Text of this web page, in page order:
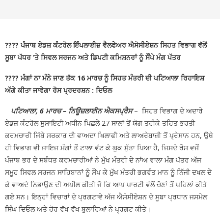
???? ਪੰਜਾਬ ਏਡਜ਼ ਕੰਟਰੋਲ ਇੰਪਲਾਈਜ਼ ਵੈਲਫੇਅਰ ਐਸੋਸੀਏਸ਼ਨ ਸਿਹਤ ਵਿਭਾਗ ਵੱਲੋਂ
ਸੂਬਾ ਪੱਧਰ ‘ਤੇ ਸਿਵਲ ਸਰਜਨ ਅਤੇ ਡਿਪਟੀ ਕਮਿਸ਼ਨਰਾਂ ਨੂੰ ਸੌੰਪੇ ਮੰਗ ਪੱਤਰ
???? ਮੰਗਾਂ ਨਾ ਮੰਨੇ ਜਾਣ ਤੱਕ 16 ਮਾਰਚ ਨੂੰ ਸਿਹਤ ਮੰਤਰੀ ਦੀ ਪਟਿਆਲਾ ਰਿਹਾਇਸ਼
ਅੱਗੇ ਕੀਤਾ ਜਾਵੇਗਾ ਰੋਸ ਪ੍ਰਦਰਸ਼ਨ : ਦਿਓਲ
ਪਟਿਆਲਾ, 6 ਮਾਰਚ – ਨਿਊਜ਼ਲਾਈਨ ਐਕਸਪ੍ਰੈਸ– ਸਿਹਤ ਵਿਭਾਗ ਦੇ ਅਦਾਰੇ
ਏਡਜ਼ ਕੰਟਰੋਲ ਸੁਸਾਇਟੀ ਅਧੀਨ ਪਿਛਲੇ 27 ਸਾਲਾਂ ਤੋਂ ਯੋਗ ਤਰੀਕੇ ਤਹਿਤ ਭਰਤੀ
ਕਰਮਚਾਰੀ ਜਿੱਥੇ ਸਰਕਾਰ ਦੀ ਵਾਅਦਾ ਖਿਲਾਫੀ ਅਤੇ ਲਾਅਰੇਬਾਜ਼ੀ ਤੋਂ ਪ੍ਰੇਸਾਨ ਹਨ, ਉਥੇ
ਹੀ ਵਿਭਾਗ ਵੀ ਜਾਇਜ ਮੰਗਾਂ ਤੋਂ ਟਾਲਾ ਵੱਟ ਕੇ ਘੂਕ ਸੁੱਤਾ ਪਿਆ ਹੈ, ਜਿਸਦੇ ਰੋਸ ਵਜੋਂ
ਪੰਜਾਬ ਭਰ ਦੇ ਸਬੰਧਤ ਕਰਮਚਾਰੀਆਂ ਨੇ ਮੁੱਖ ਮੰਤਰੀ ਦੇ ਨਾਂਅ ਵਾਲਾ ਮੰਗ ਪੱਤਰ ਅੱਜ
ਸਮੂਹ ਸਿਵਲ ਸਰਜਨ ਸਾਹਿਬਾਨਾਂ ਨੂੰ ਸੌਂਪ ਕੇ ਮੁੱਖ ਮੰਤਰੀ ਭਗਵੰਤ ਮਾਨ ਨੂੰ ਨਿੱਜੀ ਦਖਲ ਦੇ
ਕੇ ਵਾਅਦੇ ਨਿਭਾਉਣ ਦੀ ਅਪੀਲ ਕੀਤੀ ਜੋ ਕਿ ਆਪ ਪਾਰਟੀ ਵੱਲੋਂ ਚੋਣਾਂ ਤੋਂ ਪਹਿਲਾਂ ਕੀਤੇ
ਗਏ ਸਨ। ਇਨ੍ਹਾਂ ਵਿਚਾਰਾਂ ਦੇ ਪ੍ਰਗਟਾਵੇ ਅੱਜ ਐਸੋਸੀਏਸ਼ਨ ਦੇ ਸੂਬਾ ਪ੍ਰਧਾਨ ਜਸਮੇਲ
ਸਿੰਘ ਦਿਓਲ ਅਤੇ ਹੋਰ ਵੱਖ ਵੱਖ ਬੁਲਾਰਿਆਂ ਨੇ ਪ੍ਰਗਟ ਕੀਤੇ।